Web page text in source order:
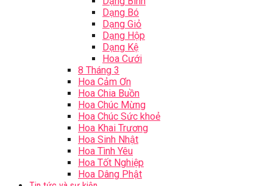
Dạng Bó
Dạng Giỏ
Dạng Hộp
Dạng Kệ
Hoa Cưới
8 Tháng 3
Hoa Cảm Ơn
Hoa Chia Buồn
Hoa Chúc Mừng
Hoa Chúc Sức khoẻ
Hoa Khai Trương
Hoa Sinh Nhật
Hoa Tình Yêu
Hoa Tốt Nghiệp
Hoa Dâng Phật